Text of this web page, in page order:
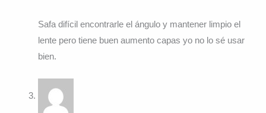
Safa difícil encontrarle el ángulo y mantener limpio el
lente pero tiene buen aumento capas yo no lo sé usar
bien.